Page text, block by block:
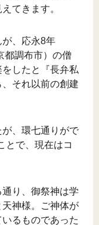
てきます。
、応永8年
都調布市）の僧
したと『長弁私
それ以前の創建
、環七通りがで
とで、現在はコ
通り、御祭神は学
神様。ご神体が
るものであった